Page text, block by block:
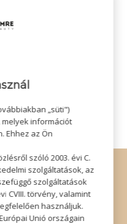
|Elállás
„süti")
információt
Ehhez az Ön
szóló 2003. évi C.
szolgáltatások, az
szolgáltatások
CVIII. törvény, valamint
használjuk.
Unió országain